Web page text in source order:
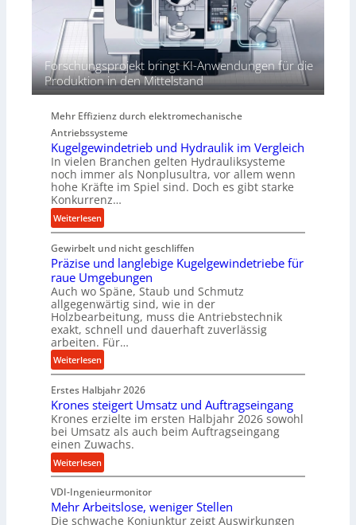
i
e
P
r
f
o
r
m
a
n
c
b
e
i
m
D
r
ü
c
k
p
r
o
z
e
s
Forschungsprojekt bringt KI-Anwendungen für die
Produktion in den Mittelstand
Mehr Effizienz durch elektromechanische
Antriebssysteme
Kugelgewindetrieb und Hydraulik im Vergleich
In vielen Branchen gelten Hydrauliksysteme
noch immer als Nonplusultra, vor allem wenn
hohe Kräfte im Spiel sind. Doch es gibt starke
Konkurrenz…
Weiterlesen:
K
u
g
e
l
g
e
w
i
n
e
r
i
b
u
n
d
Gewirbelt und nicht geschliffen
Präzise und langlebige Kugelgewindetriebe für
raue Umgebungen
Auch wo Späne, Staub und Schmutz
allgegenwärtig sind, wie in der
Holzbearbeitung, muss die Antriebstechnik
exakt, schnell und dauerhaft zuverlässig
arbeiten. Für…
Weiterlesen:
P
r
ä
z
i
s
e
u
n
d
Erstes Halbjahr 2026
Krones steigert Umsatz und Auftragseingang
Krones erzielte im ersten Halbjahr 2026 sowohl
bei Umsatz als auch beim Auftragseingang
einen Zuwachs.
Weiterlesen:
K
r
o
n
VDI-Ingenieurmonitor
Mehr Arbeitslose, weniger Stellen
Die schwache Konjunktur zeigt Auswirkungen